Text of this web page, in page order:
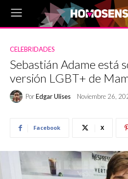
CELEBRIDADES
Sebastián Adame está
versión LGBT+ de
PorEdgar Ulises Noviembre 26,
Facebook X